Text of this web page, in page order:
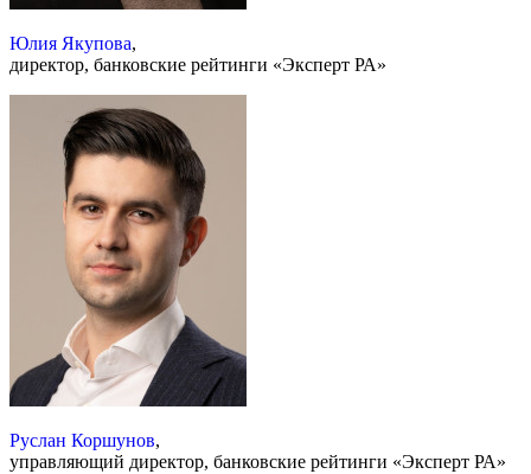
Юлия Якупова,
директор, банковские рейтинги «Эксперт РА»
Руслан Коршунов,
управляющий директор, банковские рейтинги «Эксперт РА»